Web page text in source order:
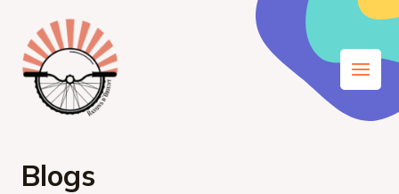
contenu
Main
Menu
Blogs